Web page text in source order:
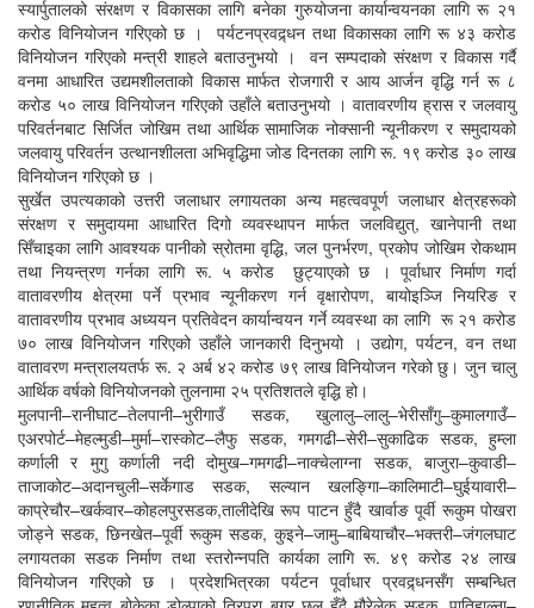
स्यार्पुतालको संरक्षण र विकासका लागि बनेका गुरुयोजना कार्यान्वयनका लागि रू २१
करोड विनियोजन गरिएको छ । पर्यटनप्रवद्र्धन तथा विकासका लागि रू ४३ करोड
विनियोजन गरिएको मन्त्री शाहले बताउनुभयो । वन सम्पदाको संरक्षण र विकास गर्दै
वनमा आधारित उद्यमशीलताको विकास मार्फत रोजगारी र आय आर्जन वृद्धि गर्न रू ८
करोड ५० लाख विनियोजन गरिएको उहाँले बताउनुभयो । वातावरणीय ह्रास र जलवायु
परिवर्तनबाट सिर्जित जोखिम तथा आर्थिक सामाजिक नोक्सानी न्यूनीकरण र समुदायको
जलवायु परिवर्तन उत्थानशीलता अभिवृद्धिमा जोड दिनतका लागि रू. १९ करोड ३० लाख
विनियोजन गरिएको छ ।
सुर्खेत उपत्यकाको उत्तरी जलाधार लगायतका अन्य महत्ववपूर्ण जलाधार क्षेत्रहरूको
संरक्षण र समुदायमा आधारित दिगो व्यवस्थापन मार्फत जलविद्युत्, खानेपानी तथा
सिँचाइका लागि आवश्यक पानीको स्रोतमा वृद्धि, जल पुनर्भरण, प्रकोप जोखिम रोकथाम
तथा नियन्त्रण गर्नका लागि रू. ५ करोड छुट्याएको छ । पूर्वाधार निर्माण गर्दा
वातावरणीय क्षेत्रमा पर्ने प्रभाव न्यूनीकरण गर्न वृक्षारोपण, बायोइञ्जि नियरिङ र
वातावरणीय प्रभाव अध्ययन प्रतिवेदन कार्यान्वयन गर्ने व्यवस्था का लागि रू २१ करोड
७० लाख विनियोजन गरिएको उहाँले जानकारी दिनुभयो । उद्योग, पर्यटन, वन तथा
वातावरण मन्त्रालयतर्फ रू. २ अर्ब ४२ करोड ७९ लाख विनियोजन गरेको छु। जुन चालु
आर्थिक वर्षको विनियोजनको तुलनामा २५ प्रतिशतले वृद्धि हो।
मुलपानी–रानीघाट–तेलपानी–भुरीगाउँ सडक, खुलालु–लालु–भेरीसाँगु–कुमालगाउँ–
एअरपोर्ट–मेहल्मुडी–मुर्मा–रास्कोट–लैफु सडक, गमगढी–सेरी–सुकाढिक सडक, हुम्ला
कर्णाली र मुगु कर्णाली नदी दोमुख–गमगढी–नाक्चेलाग्ना सडक, बाजुरा–कुवाडी–
ताजाकोट–अदानचुली–सर्केगाड सडक, सल्यान खलङ्गाि–कालिमाटी–घुईयावारी–
काप्रेचौर–खर्कवार–कोहलपुरसडक,तालीदेखि रूप पाटन हुँदै खार्वाङ पूर्वी रूकुम पोखरा
जोड्ने सडक, छिनखेत–पूर्वी रूकुम सडक, कुइने–जामु–बाबियाचौर–भक्तरी–जंगलघाट
लगायतका सडक निर्माण तथा स्तरोन्नपति कार्यका लागि रू. ४९ करोड २४ लाख
विनियोजन गरिएको छ । प्रदेशभित्रका पर्यटन पूर्वाधार प्रवद्र्धनसँग सम्बन्धित